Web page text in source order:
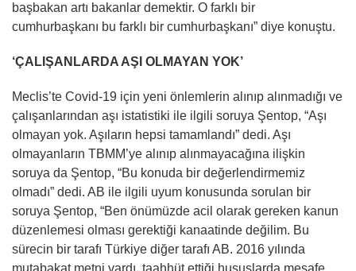
başbakan artı bakanlar demektir. O farklı bir
cumhurbaşkanı bu farklı bir cumhurbaşkanı” diye konuştu.
‘ÇALIŞANLARDA AŞI OLMAYAN YOK’
Meclis’te Covid-19 için yeni önlemlerin alınıp alınmadığı ve
çalışanlarından aşı istatistiki ile ilgili soruya Şentop, “Aşı
olmayan yok. Aşıların hepsi tamamlandı” dedi. Aşı
olmayanların TBMM’ye alınıp alınmayacağına ilişkin
soruya da Şentop, “Bu konuda bir değerlendirmemiz
olmadı” dedi. AB ile ilgili uyum konusunda sorulan bir
soruya Şentop, “Ben önümüzde acil olarak gereken kanun
düzenlemesi olması gerektiği kanaatinde değilim. Bu
sürecin bir tarafı Türkiye diğer tarafı AB. 2016 yılında